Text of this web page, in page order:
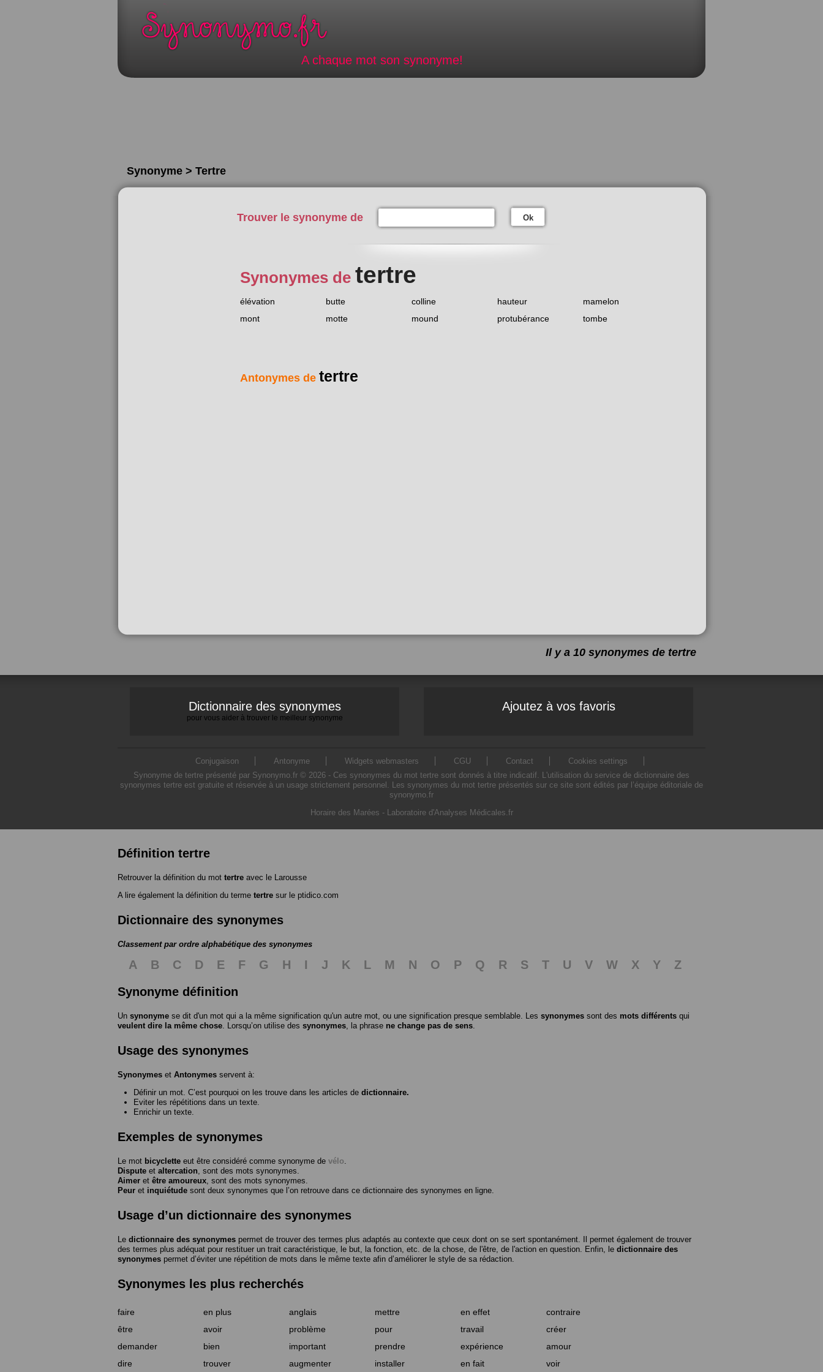
A chaque mot son synonyme!
Synonyme > Tertre
Trouver le synonyme de Ok
Synonymes de tertre
élévation butte colline hauteur
mamelon
mont
motte mound protubérance tombe
Antonymes de tertre
Il y a 10 synonymes de tertre
Dictionnaire des synonymes
pour vous aider à trouver le meilleur synonyme
Ajoutez à vos favoris
Conjugaison Antonyme Widgets webmasters CGU Contact
Cookies settings
Synonyme de tertre présenté par Synonymo.fr © 2026 - Ces synonymes du mot tertre sont donnés à titre indicatif. L'utilisation du service de dictionnaire des
synonymes tertre est gratuite et réservée à un usage strictement personnel. Les synonymes du mot tertre présentés sur ce site sont édités par l’équipe éditoriale de
synonymo.fr
Horaire des Marées - Laboratoire d'Analyses Médicales.fr
Définition tertre
Retrouver la définition du mot tertre avec le Larousse
A lire également la définition du terme tertre sur le ptidico.com
Dictionnaire des synonymes
Classement par ordre alphabétique des synonymes
A B C D E F G H I J K L M N O P Q R S T U V W X Y
Z
Synonyme définition
Un synonyme se dit d'un mot qui a la même signification qu'un autre mot, ou une signification presque semblable. Les synonymes sont des mots différents qui
veulent dire la même chose . Lorsqu’on utilise des synonymes , la phrase ne change pas de sens
Usage des synonymes
Synonymes et Antonymes servent à:
Définir un mot. C’est pourquoi on les trouve dans les articles de dictionnaire.
Eviter les répétitions dans un texte.
Enrichir un texte.
Exemples de synonymes
Le mot bicyclette eut être considéré comme synonyme de vélo
Dispute et altercation , sont des mots synonymes.
Aimer et être amoureux , sont des mots synonymes.
Peur et inquiétude sont deux synonymes que l’on retrouve dans ce dictionnaire des synonymes en ligne.
Usage d’un dictionnaire des synonymes
Le dictionnaire des synonymes permet de trouver des termes plus adaptés au contexte que ceux dont on se sert spontanément. Il permet également de trouver
des termes plus adéquat pour restituer un trait caractéristique, le but, la fonction, etc. de la chose, de l'être, de l'action en question. Enfin, le dictionnaire des
synonymes permet d’éviter une répétition de mots dans le même texte afin d’améliorer le style de sa rédaction.
Synonymes les plus recherchés
faire en plus anglais mettre en effet
contraire
être
avoir problème pour travail
créer
demander
bien important prendre expérience
amour
dire
trouver augmenter installer en fait voir